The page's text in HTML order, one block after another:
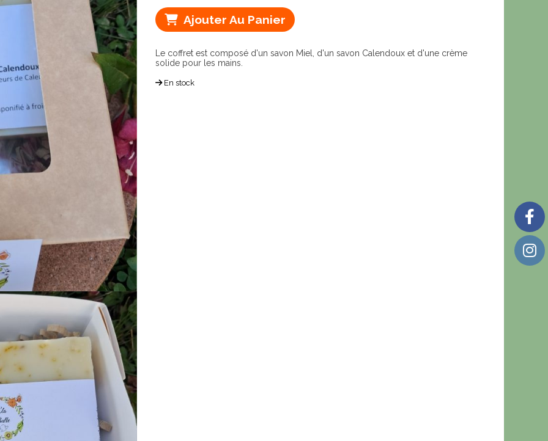
Ajouter Au Panier
Le coffret est composé d'un savon Miel, d'un savon Calendoux et d'une crème
solide pour les mains.
En stock